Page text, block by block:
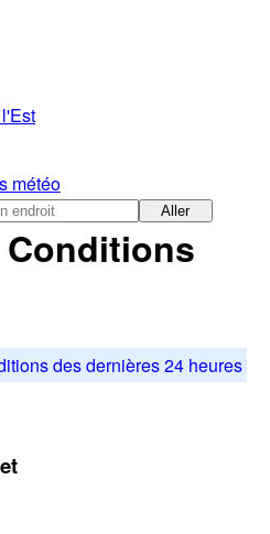
météo
Aller
des dernières 24 heures